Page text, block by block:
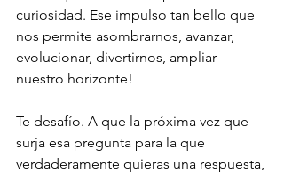
curiosidad. Ese impulso tan bello que
nos permite asombrarnos, avanzar,
evolucionar, divertirnos, ampliar
nuestro horizonte!
Te desafío. A que la próxima vez que
surja esa pregunta para la que
verdaderamente quieras una respuesta,